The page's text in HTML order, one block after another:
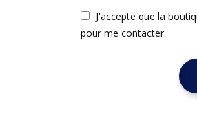
J'accepte que la
pour me contacter.